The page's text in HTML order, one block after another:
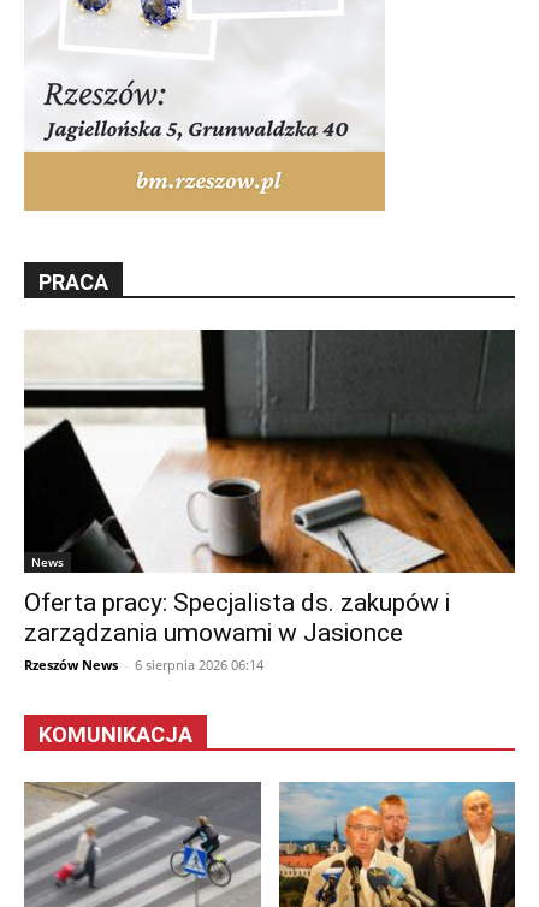
PRACA
News
Oferta pracy: Specjalista ds. zakupów i
zarządzania umowami w Jasionce
Rzeszów News - 6 sierpnia 2026 06:14
KOMUNIKACJA